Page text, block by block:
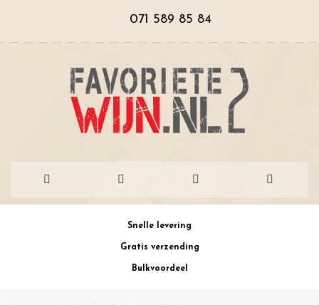
071 589 85 84
Snelle levering
Gratis verzending
Bulkvoordeel